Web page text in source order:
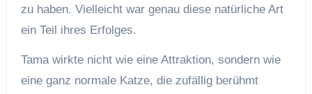
zu haben. Vielleicht war genau diese natürliche Art
ein Teil ihres Erfolges.
Tama wirkte nicht wie eine Attraktion, sondern wie
eine ganz normale Katze, die zufällig berühmt